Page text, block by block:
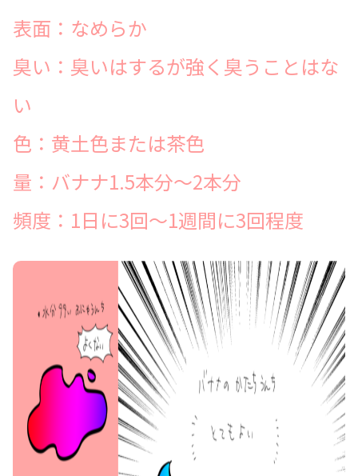
表面：なめらか
臭い：臭いはするが強く臭うことはな
い
色：黄土色または茶色
量：バナナ1.5本分〜2本分
頻度：1日に3回〜1週間に3回程度